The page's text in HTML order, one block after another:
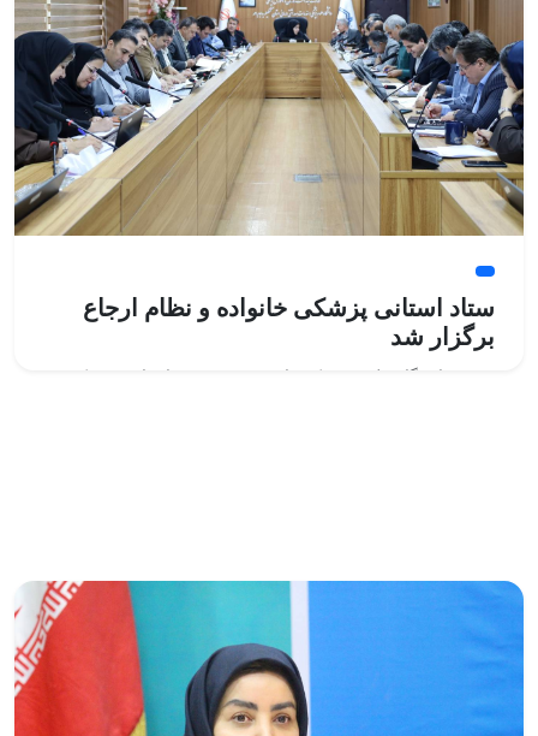
ستاد استانی پزشکی خانواده و نظام ارجاع
برگزار شد
رئیس دانشگاه علوم پزشکی یاسوج در نشست استانی پزشکی
ادامه مطلب